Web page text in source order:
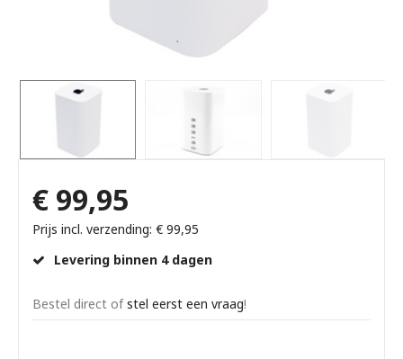
€ 99,95
Prijs incl. verzending: € 99,95
Levering binnen 4 dagen
Bestel direct ofstel eerst een vraag!